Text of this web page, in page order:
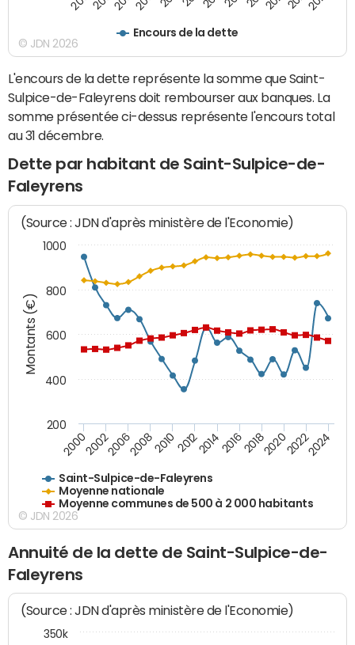
Encours de la dette
© JDN 2026
L'encours de la dette représente la somme que Saint-
Sulpice-de-Faleyrens doit rembourser aux banques. La
somme présentée ci-dessus représente l'encours total
au 31 décembre.
Dette par habitant de Saint-Sulpice-de-
Faleyrens
Montants (€)
(Source : JDN d'après ministère de l'Economie)
Saint-Sulpice-de-Faleyrens
Moyenne nationale
Moyenne communes de 500 à 2 000 habitants
200020022006200820102012201420162018202020222024
200
400
600
800
1000
© JDN 2026
Annuité de la dette de Saint-Sulpice-de-
Faleyrens
(Source : JDN d'après ministère de l'Economie)
350k